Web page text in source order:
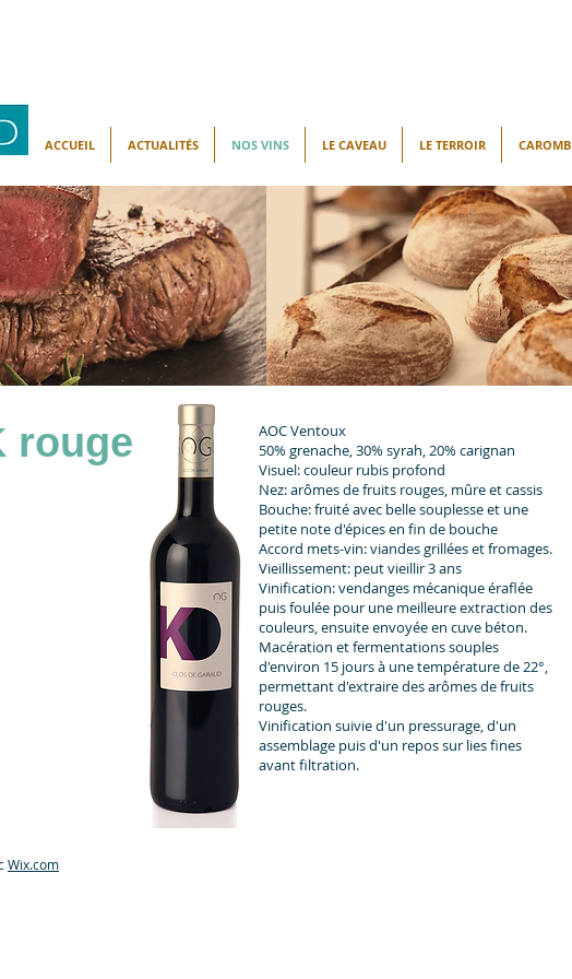
ACCUEIL ACTUALITÉS NOS VINS LE CAVEAU LE TERROIR CAROMB
rouge
AOC Ventoux
50% grenache, 30% syrah, 20% carignan
Visuel: couleur rubis profond
Nez: arômes de fruits rouges, mûre et cassis
Bouche: fruité avec belle souplesse et une
petite note d'épices en fin de bouche
Accord mets-vin: viandes grillées et fromages.
Vieillissement: peut vieillir 3 ans
Vinification: vendanges mécanique éraflée
puis foulée pour une meilleure extraction des
couleurs, ensuite envoyée en cuve béton.
Macération et fermentations souples
d'environ 15 jours à une température de 22°,
permettant d'extraire des arômes de fruits
rouges.
Vinification suivie d'un pressurage, d'un
assemblage puis d'un repos sur lies fines
avant filtration.
Wix.com